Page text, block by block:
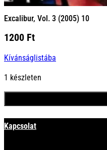
Excalibur, Vol. 3 (2005) 10
1200 Ft
Kívánságlistába
1 készleten
Kapcsolat